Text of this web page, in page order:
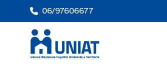
06/97606677